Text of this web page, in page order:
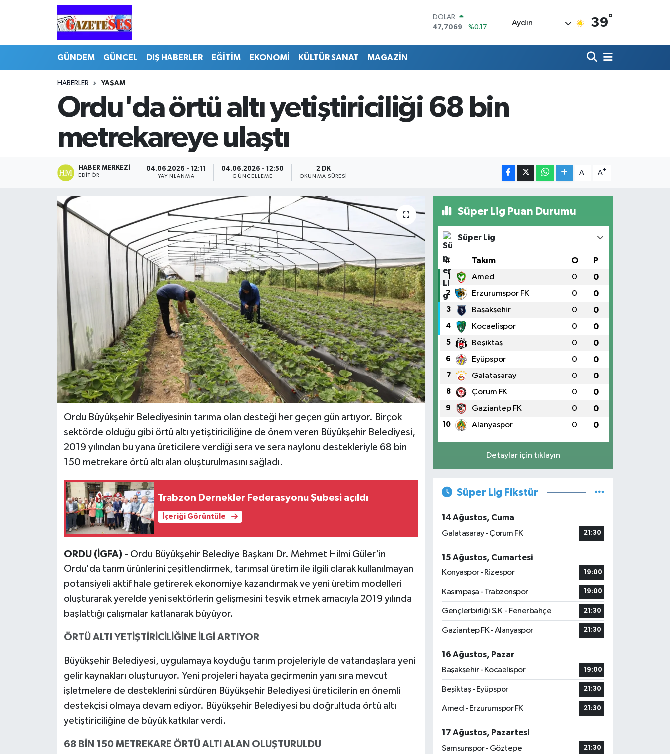
DOLAR
47,7069
%0.17
BİST100
13.887
%64
BITCOIN
Aydın 39°
GÜNDEM GÜNCEL DIŞ HABERLER EĞİTİM EKONOMİ KÜLTÜR SANAT MAGAZİN
HABERLER YAŞAM
Ordu'da örtü altı yetiştiriciliği 68 bin
metrekareye ulaştı
HABER MERKEZI
EDITÖR
04.06.2026 - 12:11
YAYINLANMA
04.06.2026 - 12:50
GÜNCELLEME
2 DK
OKUNMA SÜRESI
A- A+
Ordu Büyükşehir Belediyesinin tarıma olan desteği her geçen gün artıyor. Birçok
sektörde olduğu gibi örtü altı yetiştiriciliğine de önem veren Büyükşehir Belediyesi,
2019 yılından bu yana üreticilere verdiği sera ve sera naylonu destekleriyle 68 bin
150 metrekare örtü altı alan oluşturulmasını sağladı.
Trabzon Dernekler Federasyonu Şubesi açıldı
İçeriği Görüntüle
ORDU (İGFA) - Ordu Büyükşehir Belediye Başkanı Dr. Mehmet Hilmi Güler'in
Ordu'da tarım ürünlerini çeşitlendirmek, tarımsal üretim ile ilgili olarak kullanılmayan
potansiyeli aktif hale getirerek ekonomiye kazandırmak ve yeni üretim modelleri
oluşturarak yerelde yeni sektörlerin gelişmesini teşvik etmek amacıyla 2019 yılında
başlattığı çalışmalar katlanarak büyüyor.
ÖRTÜ ALTI YETİŞTİRİCİLİĞİNE İLGİ ARTIYOR
Büyükşehir Belediyesi, uygulamaya koyduğu tarım projeleriyle de vatandaşlara yeni
gelir kaynakları oluşturuyor. Yeni projeleri hayata geçirmenin yanı sıra mevcut
işletmelere de desteklerini sürdüren Büyükşehir Belediyesi üreticilerin en önemli
destekçisi olmaya devam ediyor. Büyükşehir Belediyesi bu doğrultuda örtü altı
yetiştiriciliğine de büyük katkılar verdi.
68 BİN 150 METREKARE ÖRTÜ ALTI ALAN OLUŞTURULDU
Süper Lig Puan Durumu
Süper Lig
# Takım O P
1 Amed 0 0
2 Erzurumspor FK 0 0
3 Başakşehir 0 0
4 Kocaelispor 0 0
5 Beşiktaş 0 0
6 Eyüpspor 0 0
7 Galatasaray 0 0
8 Çorum FK 0 0
9 Gaziantep FK 0 0
10 Alanyaspor 0 0
Detaylar için tıklayın
Süper Lig Fikstür
14 Ağustos, Cuma
Galatasaray - Çorum FK
21:30
15 Ağustos, Cumartesi
Konyaspor - Rizespor
19:00
Kasımpaşa - Trabzonspor 19:00
Gençlerbirliği S.K. - Fenerbahçe 21:30
Gaziantep FK - Alanyaspor 21:30
16 Ağustos, Pazar
Başakşehir - Kocaelispor
19:00
Beşiktaş - Eyüpspor 21:30
Amed - Erzurumspor FK 21:30
17 Ağustos, Pazartesi
Samsunspor - Göztepe
21:30